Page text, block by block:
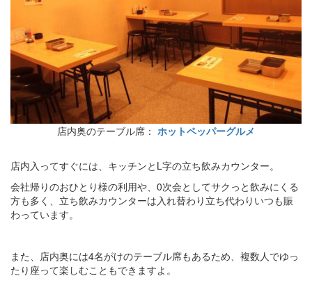
店内奥のテーブル席： ホットペッパーグルメ
店内入ってすぐには、キッチンとL字の立ち飲みカウンター。
会社帰りのおひとり様の利用や、0次会としてサクっと飲みにくる
方も多く、立ち飲みカウンターは入れ替わり立ち代わりいつも賑
わっています。
また、店内奥には4名がけのテーブル席もあるため、複数人でゆっ
たり座って楽しむこともできますよ。